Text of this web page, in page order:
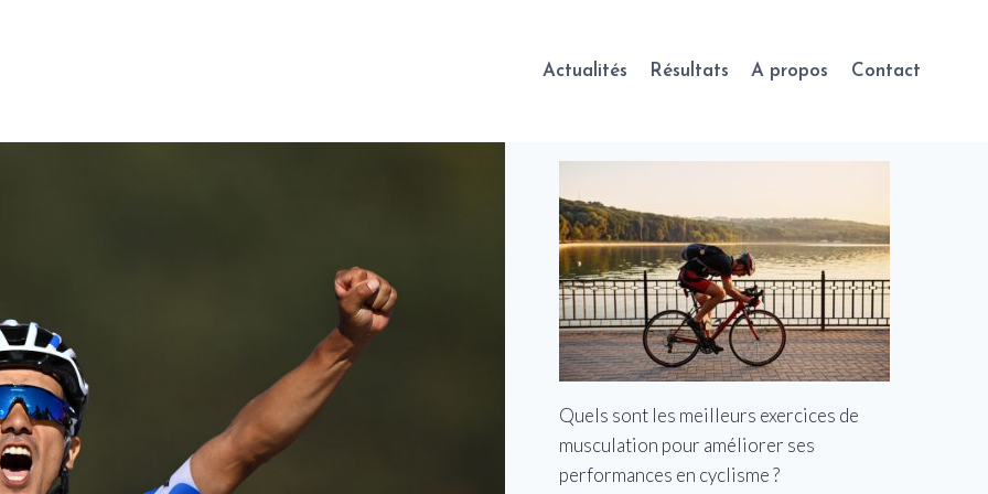
Actualités Résultats A propos Contact
Quels sont les meilleurs exercices de
musculation pour améliorer ses
performances en cyclisme ?